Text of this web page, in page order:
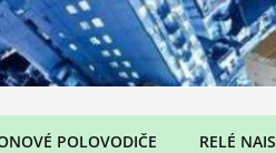
POLOVODIČE
RELÉ NAIS